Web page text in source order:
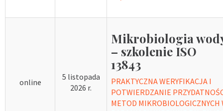
online
5 listopada
2026 r.
Mikrobiologia
– szkolenie ISO
13843
PRAKTYCZNA WERYFIKACJA I
POTWIERDZANIE
METOD MIKROBIOLOGICZNYCH